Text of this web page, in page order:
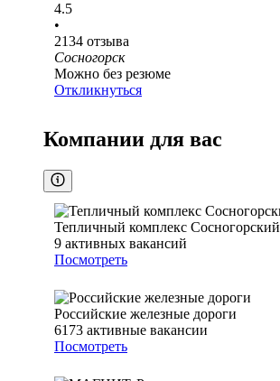
4.5
•
2134 отзыва
Сосногорск
Можно без резюме
Откликнуться
Компании для вас
Тепличный комплекс Сосногорский
9 активных вакансий
Посмотреть
Российские железные дороги
6173 активные вакансии
Посмотреть